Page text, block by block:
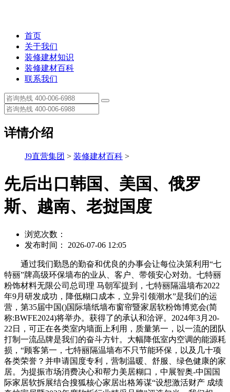
首页
关于我们
装修建材知识
装修建材百科
联系我们
详情介绍
J9直营集团 > 装修建材百科 >
先后出口韩国、美国、俄罗
斯、越南、老挝国度
浏览次数：
发布时间： 2026-07-06 12:05
通过我们勤恳的勤奋和优良的办事会让每位决策利用“七
特丽”牌高级环保墙布的业从、客户、带领安心对劲。七特丽
粉饰材料无限公司总司理 马朝军提到，七特丽隔温墙布2022
年9月研发成功，降低糊口成本，立异引领潮水”是我们的运
营，第35届中国()国际墙纸墙布窗帘暨家居软粉饰博览会(简
称:BWFE2024)将举办。获得了的承认和洽评。2024年3月20-
22日，可正在各类室内墙面上利用，质量第一，以一流的团队
打制一流品牌是我们的奋斗方针。大幅降低室内空调的能源耗
损，“顾客第一，七特丽隔温墙布不只节能环保，以及几十项
各类荣誉？并申请国度专利，营制温暖、舒服、绿色健康的家
居。为提振市场消费决心和帮力美居糊口，中展智奥-中国国
际家居软拆展结合搜狐核心家居出格筹谋“设想激活财产 成绩